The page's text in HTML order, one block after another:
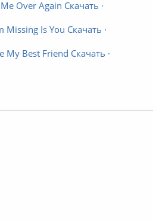
Over Again Скачать ·
Is You Скачать ·
My Best Friend Скачать ·